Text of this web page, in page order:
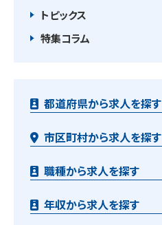
トピックス
特集コラム
都道府県から求人を探す
市区町村から求人を探す
職種から求人を探す
年収から求人を探す